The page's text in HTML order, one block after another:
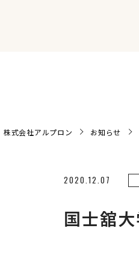
株式会社アルプロン お知らせ
2020.12.07
国士舘